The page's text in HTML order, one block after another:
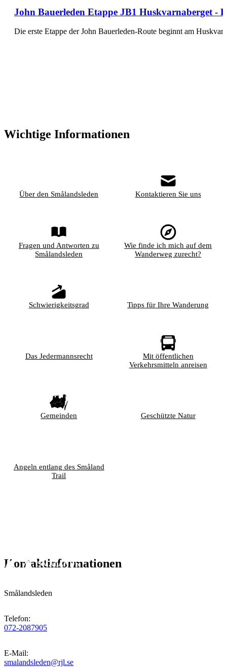
John Bauerleden Etappe JB1 Huskvarnaberget -
Die erste Etappe der John Bauerleden-Route beginnt am
Wichtige Informationen
Über den Smålandsleden Kontaktieren Sie uns
Fragen und Antworten zu
Smålandsleden
Wie finde ich mich auf dem
Wanderweg zurecht?
Schwierigkeitsgrad Tipps für Ihre Wanderung
Das Jedermannsrecht
Mit öffentlichen
Verkehrsmitteln anreisen
Gemeinden Geschützte Natur
Angeln entlang des Småland
Trail
Kontaktinformationen
Smålandsleden
Telefon:
072-2087905
E-Mail:
smalandsleden@rjl.se